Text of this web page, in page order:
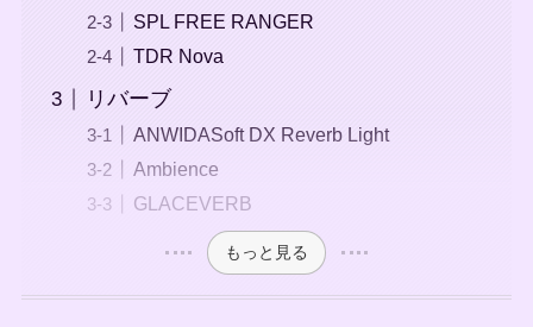
SPL FREE RANGER
TDR Nova
リバーブ
ANWIDASoft DX Reverb Light
Ambience
GLACEVERB
もっと見る